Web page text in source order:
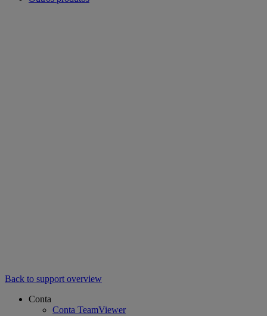
Back to support overview
Conta
Conta TeamViewer